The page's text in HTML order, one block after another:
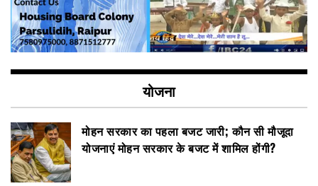
योजना
मोहन सरकार का पहला बजट जारी; कौन सी मौजूदा
योजनाएं मोहन सरकार के बजट में शामिल होंगी?